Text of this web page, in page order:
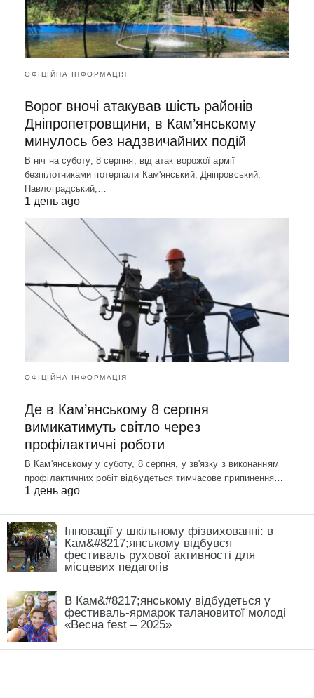
ОФІЦІЙНА ІНФОРМАЦІЯ
Ворог вночі атакував шість районів
Дніпропетровщини, в Кам’янському
минулось без надзвичайних подій
В ніч на суботу, 8 серпня, від атак ворожої армії
безпілотниками потерпали Кам'янський, Дніпровський,
Павлоградський,…
1 день ago
ОФІЦІЙНА ІНФОРМАЦІЯ
Де в Кам’янському 8 серпня
вимикатимуть світло через
профілактичні роботи
В Кам'янському у суботу, 8 серпня, у зв'язку з виконанням
профілактичних робіт відбудеться тимчасове припинення…
1 день ago
Інновації у шкільному фізвихованні: в
Кам&#8217;янському відбувся
фестиваль рухової активності для
місцевих педагогів
В Кам&#8217;янському відбудеться у
фестиваль-ярмарок талановитої молоді
«Весна fest – 2025»